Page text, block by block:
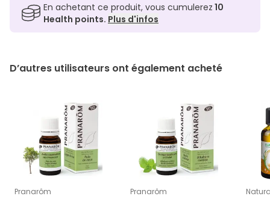
En achetant ce produit, vous cumulerez 10
Health points. Plus d'infos
D’autres utilisateurs ont également acheté
Pranarôm Pranarôm